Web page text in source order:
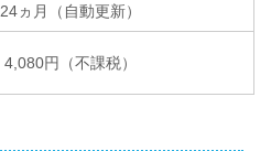
24ヵ月（自動更新）
4,080円（不課税）